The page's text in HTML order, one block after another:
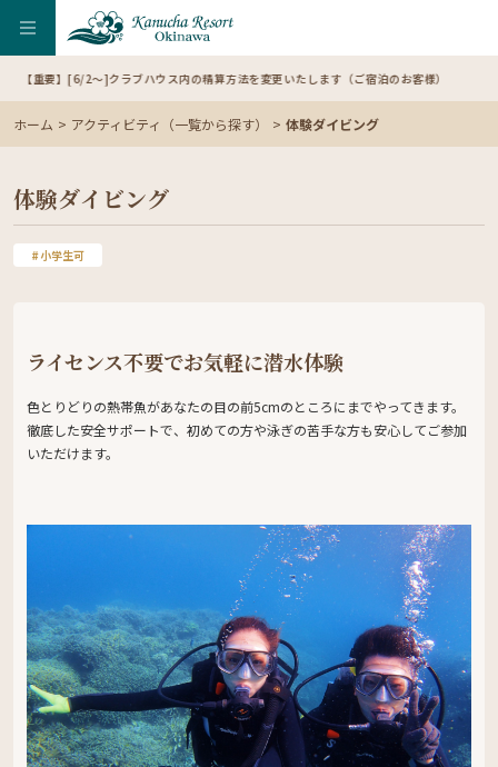
【重要】[6/2～]クラブハウス内の精算方法を変更いたします（ご宿泊のお客様）
ホーム アクティビティ（一覧から探す） 体験ダイビング
体験ダイビング
小学生可
ライセンス不要でお気軽に潜水体験
色とりどりの熱帯魚があなたの目の前5cmのところにまでやってきます。
徹底した安全サポートで、初めての方や泳ぎの苦手な方も安心してご参加
いただけます。